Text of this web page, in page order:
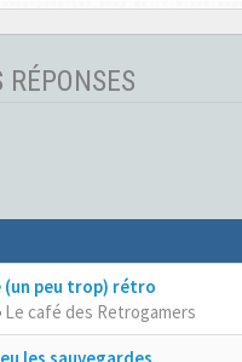
(un peu trop) rétro
Le café des Retrogamers